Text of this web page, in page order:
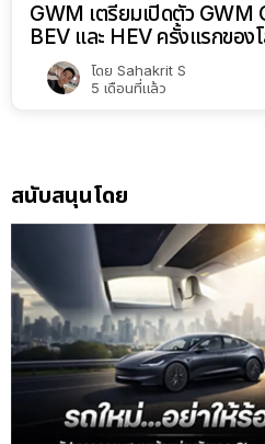
GWM เตรียมเปิดตัว GWM
BEV และ HEV ครั้งแรกขอ
โดย Sahakrit S
5 เดือนที่แล้ว
สนับสนุนโดย